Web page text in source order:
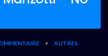
• AUTRES